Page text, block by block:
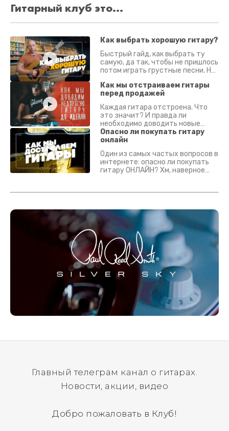
Гитарный клуб это...
Как выбрать хорошую гитару?
Быстрый гайд, как выбрать ту
самую, да так, чтобы не пришлось
потом играть грустные песни. На
Как мы отстраиваем гитары
перед продажей
Каждая гитара отстроена. Что
это значит? И правда ли
необходимо доводить новые
гитары? Если кратко - да.
Подробно - в видео :)
Опасно ли покупать гитару
онлайн
Один из самых частых вопросов в
интернете: опасно ли покупать
гитару ОНЛАЙН? Хм, наверное
застрахован. Случись что -
Главный телеграм канал о гитарах.
Новости, акции, видео
Добро пожаловать в Клуб!